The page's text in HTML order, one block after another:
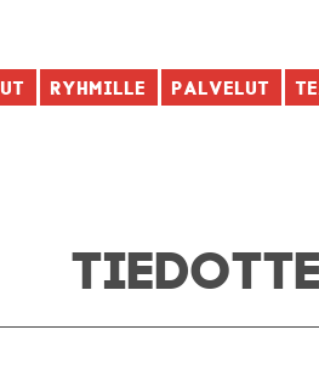
Ryhmille Palvelut